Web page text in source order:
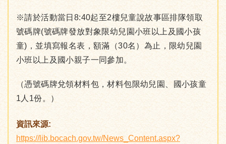
※請於活動當日8:40起至2樓兒童說故事區排隊領取
號碼牌(號碼牌發放對象限幼兒園小班以上及國小孩
童)，並填寫報名表，額滿（30名）為止，限幼兒園
小班以上及國小親子一同參加。
（憑號碼牌兌領材料包，材料包限幼兒園、國小孩童
1人1份。）
資訊來源:
https://lib.bocach.gov.tw/News_Content.aspx?